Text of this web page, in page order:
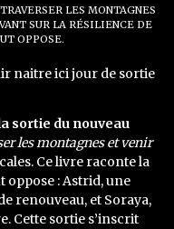
LES MONTAGNES
SUR LA RÉSILIENCE DE
OPPOSE.
sortie du nouveau
les montagnes et venir
Ce livre raconte la
oppose : Astrid, une
renouveau, et Soraya,
Cette sortie s’inscrit